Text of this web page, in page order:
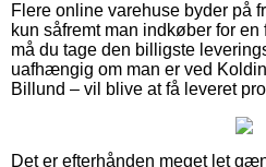
Flere online varehuse byder på
kun såfremt man indkøber for
må du tage den billigste
uafhængig om man er ved
Billund – vil blive at få leveret
Det er efterhånden meget let